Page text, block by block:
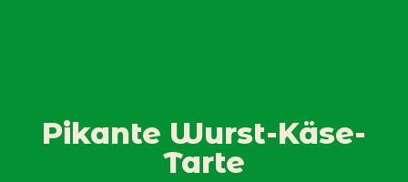
Pikante Wurst-Käse-
Tarte